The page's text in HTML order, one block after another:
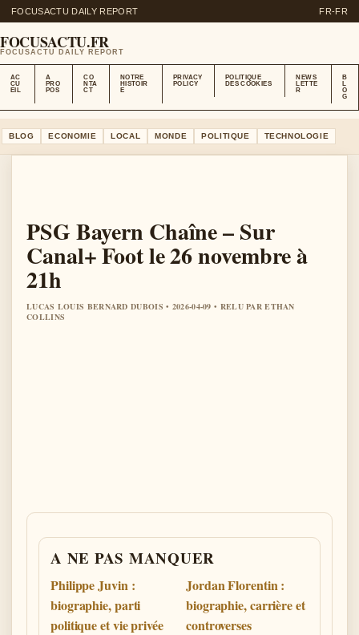
FOCUSACTU DAILY REPORT FR-FR
FOCUSACTU.FR
FOCUSACTU DAILY REPORT
AC
CU
EIL
A
PRO
POS
CO
NTA
CT
NOTRE
HISTOIR
E
PRIVACY
POLICY
POLITIQUE
DES COOKIES
NEWS
LETTE
R
B
L
O
G
BLOG ECONOMIE LOCAL MONDE POLITIQUE TECHNOLOGIE
PSG Bayern Chaîne – Sur
Canal+ Foot le 26 novembre à
21h
LUCAS LOUIS BERNARD DUBOIS • 2026-04-09 • RELU PAR ETHAN
COLLINS
A NE PAS MANQUER
Philippe Juvin :
biographie, parti
politique et vie privée
Jordan Florentin :
biographie, carrière et
controverses